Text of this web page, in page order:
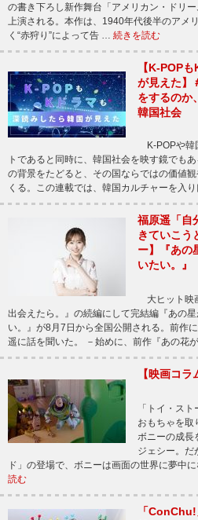
の書き下ろし新作舞台「アメリカン・ドリ
上演される。本作は、1940年代後半のアメ
く“赤狩り”によって告 … 続きを読む
【K-POP
が見えた】
をするのか
韓国社会
K-POPや韓
トであると同時に、韓国社会を映す鏡でも
の背景をたどると、その国ならではの価値
くる。この連載では、韓国カルチャーを入
福原遥「自
きていこう
ー】『あの
いたい。』
大ヒット映
出会えたら。』の続編にして完結編『あの
い。』が8月7日から全国公開される。前作
遥に話を聞いた。 －始めに、前作『あの花
【映画コ
「トイ・ス
おもちゃを
ボニーの成長
ジェシー。だ
ド」の登場で、ボニーは画面の世界に夢中
読む
「